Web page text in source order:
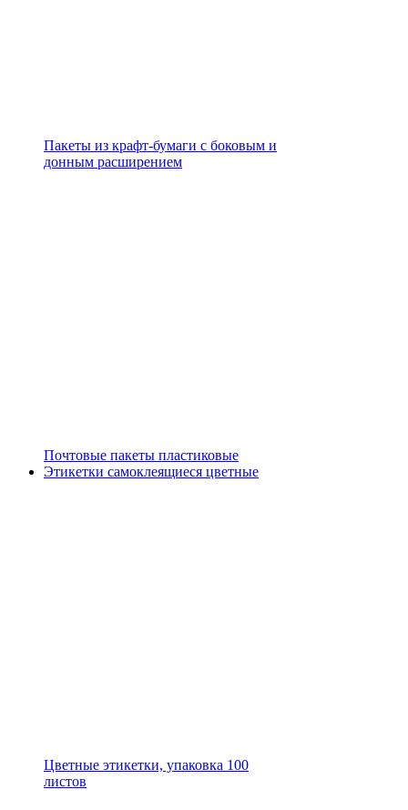
Пакеты из крафт-бумаги с боковым и
донным расширением
Почтовые пакеты пластиковые
Этикетки самоклеящиеся цветные
Цветные этикетки, упаковка 100
листов